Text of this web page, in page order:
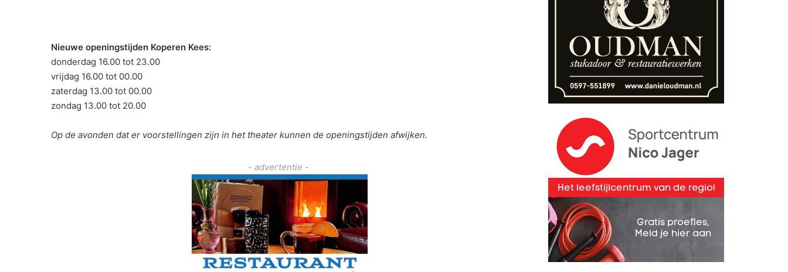
Nieuwe openingstijden Koperen Kees:
donderdag 16.00 tot 23.00
vrijdag 16.00 tot 00.00
zaterdag 13.00 tot 00.00
zondag 13.00 tot 20.00
Op de avonden dat er voorstellingen zijn in het theater kunnen de openingstijden afwijken.
- advertentie -